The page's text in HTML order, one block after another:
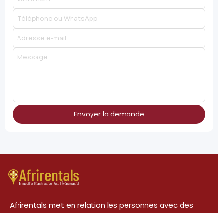
Envoyer la demande
Afrirentals met en relation les personnes avec des